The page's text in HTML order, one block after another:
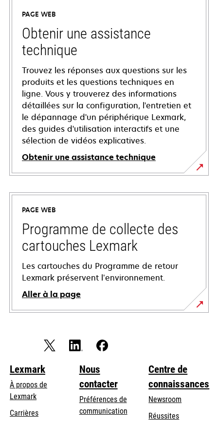
PAGE WEB
Obtenir une assistance
technique
Trouvez les réponses aux questions sur les
produits et les questions techniques en
ligne. Vous y trouverez des informations
détaillées sur la configuration, l'entretien et
le dépannage d'un périphérique Lexmark,
des guides d'utilisation interactifs et une
sélection de vidéos explicatives.
Obtenir une assistance technique
s’ouvre
dans
nouvel
onglet
PAGE WEB
Programme de collecte des
cartouches Lexmark
Les cartouches du Programme de retour
Lexmark préservent l’environnement.
Aller à la page
Lexmark
À propos de
Lexmark
Carrières
Nous
contacter
Préférences de
communication
Centre de
connaissances
Newsroom
Réussites